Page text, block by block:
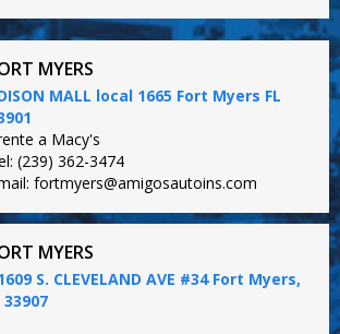
MYERS
MALL local 1665 Fort Myers FL
a Macy's
(239) 362-3474
fortmyers@amigosautoins.com
MYERS
S. CLEVELAND AVE #34 Fort Myers,
33907